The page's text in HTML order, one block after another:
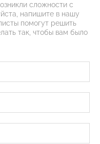
сложности с
напишите в нашу
помогут решить
так, чтобы вам было